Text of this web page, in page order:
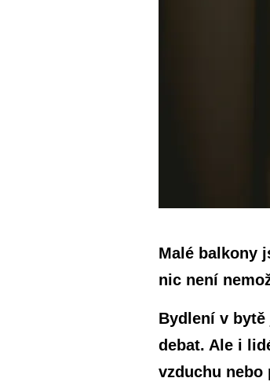
Malé balkony
nic není
Bydlení v
debat. Ale i
vzduchu nebo